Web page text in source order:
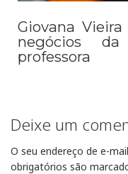
Giovana
negócios
professora
Deixe um
O seu endereço de e-
obrigatórios são